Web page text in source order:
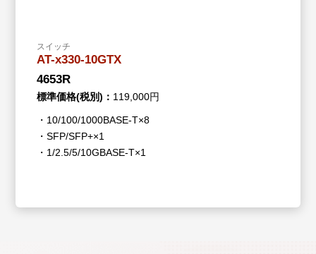
スイッチ
AT-x330-10GTX
4653R
標準価格(税別)： 119,000円
・10/100/1000BASE-T×8
・SFP/SFP+×1
・1/2.5/5/10GBASE-T×1